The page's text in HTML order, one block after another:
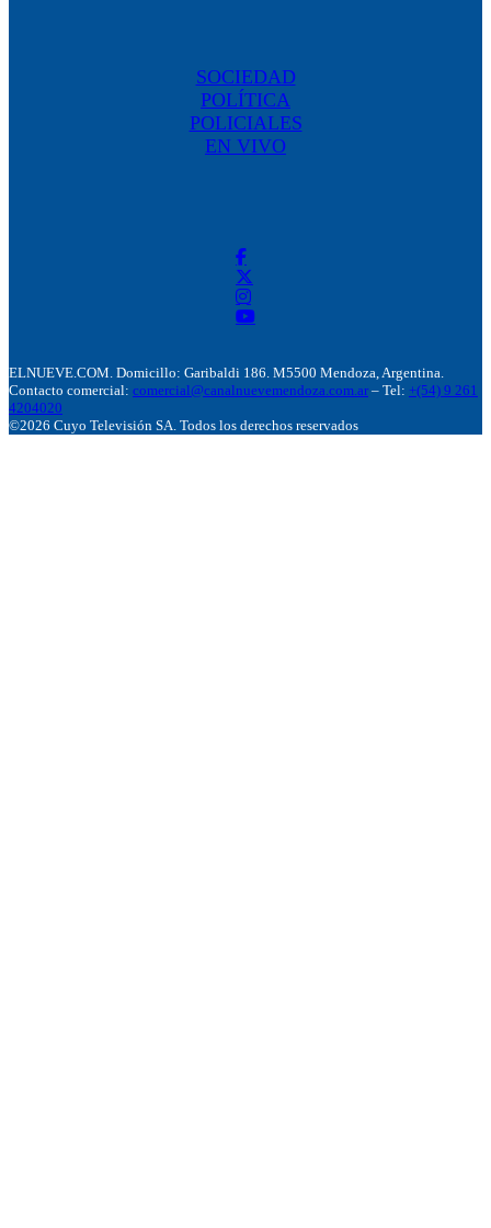
SOCIEDAD
POLÍTICA
POLICIALES
EN VIVO
ELNUEVE.COM. Domicillo: Garibaldi 186. M5500 Mendoza, Argentina.
Contacto comercial: comercial@canalnuevemendoza.com.ar – Tel: +(54) 9 261
4204020
©2026 Cuyo Televisión SA. Todos los derechos reservados